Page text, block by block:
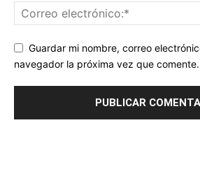
Guardar mi nombre, correo
navegador la próxima vez que comente.